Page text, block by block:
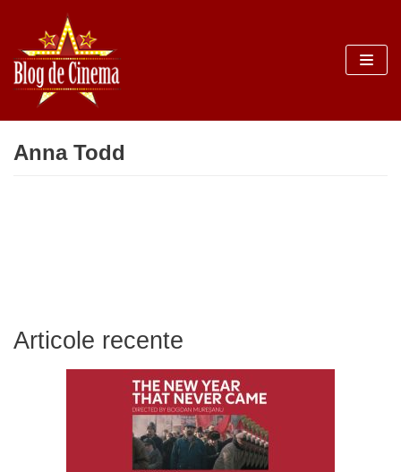
Sari
la
conținut
Anna Todd
Articole recente